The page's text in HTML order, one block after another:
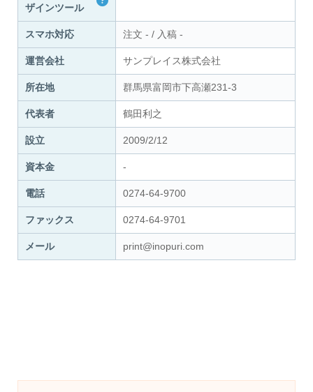
ザインツール
スマホ対応 注文 - / 入稿 -
運営会社 サンプレイス株式会社
所在地 群馬県富岡市下高瀬231-3
代表者 鶴田利之
設立 2009/2/12
資本金 -
電話 0274-64-9700
ファックス 0274-64-9701
メール print@inopuri.com